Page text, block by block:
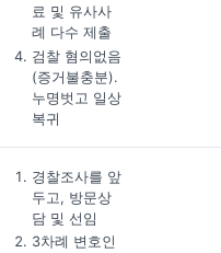
료 및 유사사
례 다수 제출
검찰 혐의없음
(증거불충분).
누명벗고 일상
복귀
경찰조사를 앞
두고, 방문상
담 및 선임
3차례 변호인